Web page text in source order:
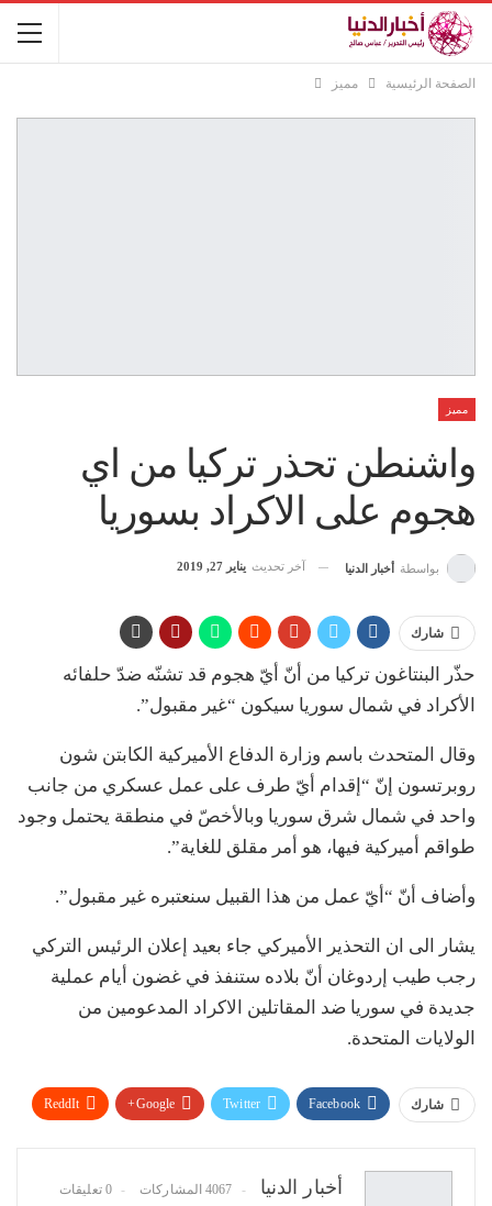
الصفحة الرئيسية مميز
مميز
واشنطن تحذر تركيا من اي
هجوم على الاكراد بسوريا
بواسطة أخبار الدنيا آخر تحديث يناير 27, 2019
شارك
حذّر البنتاغون تركيا من أنّ أيّ هجوم قد تشنّه ضدّ حلفائه
الأكراد في شمال سوريا سيكون “غير مقبول”.
وقال المتحدث باسم وزارة الدفاع الأميركية الكابتن شون
روبرتسون إنّ “إقدام أيّ طرف على عمل عسكري من جانب
واحد في شمال شرق سوريا وبالأخصّ في منطقة يحتمل وجود
طواقم أميركية فيها، هو أمر مقلق للغاية”.
وأضاف أنّ “أيّ عمل من هذا القبيل سنعتبره غير مقبول”.
يشار الى ان التحذير الأميركي جاء بعيد إعلان الرئيس التركي
رجب طيب إردوغان أنّ بلاده ستنفذ في غضون أيام عملية
جديدة في سوريا ضد المقاتلين الاكراد المدعومين من
الولايات المتحدة.
شارك Facebook
Twitter
Google+
ReddIt
أخبار الدنيا 4067 المشاركات 0 تعليقات